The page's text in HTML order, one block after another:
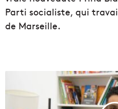
Parti socialiste, qui
de Marseille.